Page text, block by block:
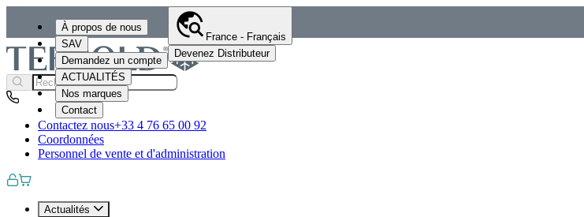
À propos de nous
SAV
Demandez un compte
ACTUALITÉS
Nos marques
Contact
France - Français
Devenez Distributeur
Contactez nous+33 4 76 65 00 92
Coordonnées
Personnel de vente et d'administration
Actualités